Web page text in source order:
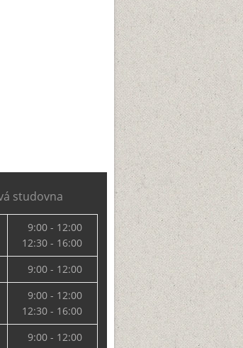
studovna
9:00 - 12:00
12:30 - 16:00
9:00 - 12:00
9:00 - 12:00
12:30 - 16:00
9:00 - 12:00